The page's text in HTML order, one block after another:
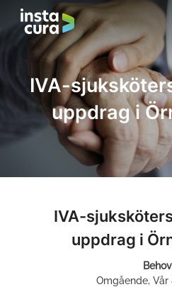
IVA-
uppdrag i
IVA-
uppdrag i
Omgående,